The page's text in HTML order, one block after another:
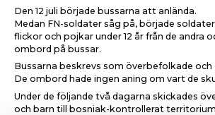
Den 12 juli började bussarna att anlända.
Medan FN-soldater såg på, började
flickor och pojkar under 12 år från de andra
ombord på bussar.
Bussarna beskrevs som överbefolkade
De ombord hade ingen aning om vart de
Under de följande två dagarna skickades
och barn till bosniak-kontrollerat